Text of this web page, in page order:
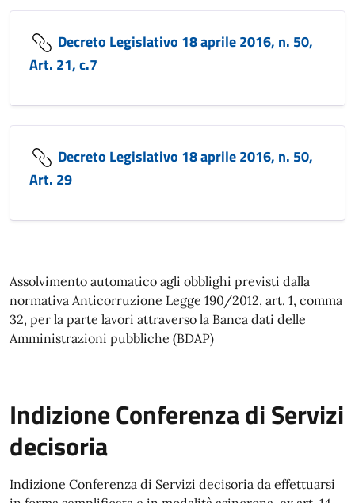
Decreto Legislativo 18 aprile 2016, n. 50,
Art. 21, c.7
Decreto Legislativo 18 aprile 2016, n. 50,
Art. 29
Assolvimento automatico agli obblighi previsti dalla
normativa Anticorruzione Legge 190/2012, art. 1, comma
32, per la parte lavori attraverso la Banca dati delle
Amministrazioni pubbliche (BDAP)
Indizione Conferenza di Servizi
decisoria
Indizione Conferenza di Servizi decisoria da effettuarsi